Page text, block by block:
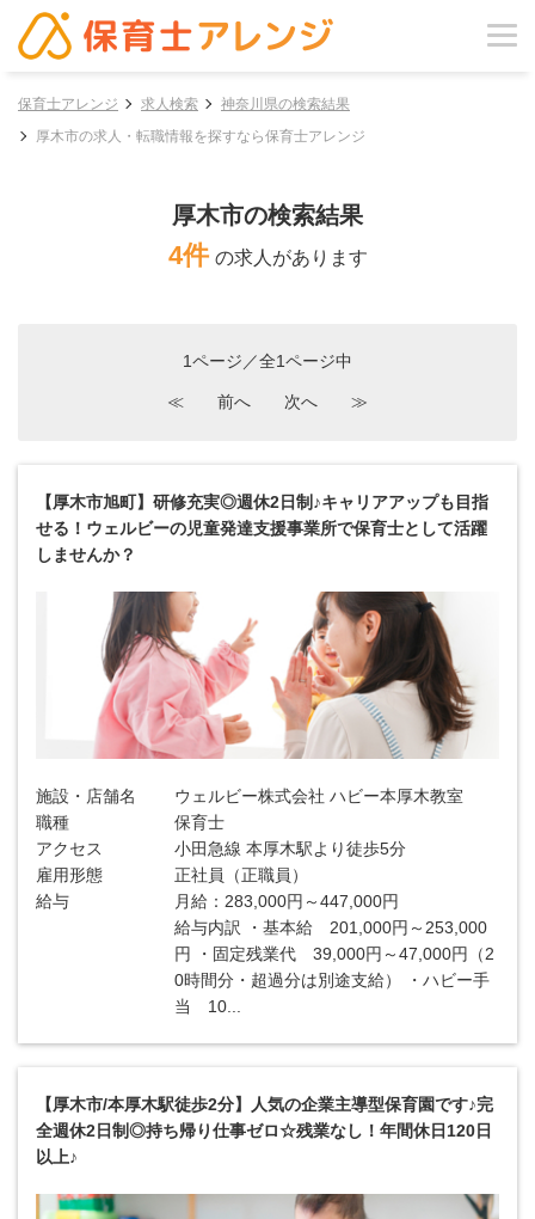
保育士アレンジ 求人検索
神奈川県の検索結果
厚木市の求人・転職情報を探すなら保育士アレンジ
厚木市の検索結果
4件 の求人があります
1ページ／全1ページ中
≪ 前へ 次へ ≫
【厚木市旭町】研修充実◎週休2日制♪キャリアアップも目指
せる！ウェルビーの児童発達支援事業所で保育士として活躍
しませんか？
施設・店舗名
ウェルビー株式会社 ハビー本厚木教室
職種
保育士
アクセス
小田急線 本厚木駅より徒歩5分
雇用形態
正社員（正職員）
給与
月給：283,000円～447,000円
給与内訳 ・基本給 201,000円～253,000
円 ・固定残業代 39,000円～47,000円（2
0時間分・超過分は別途支給） ・ハビー手
当 10...
【厚木市/本厚木駅徒歩2分】人気の企業主導型保育園です♪完
全週休2日制◎持ち帰り仕事ゼロ☆残業なし！年間休日120日
以上♪